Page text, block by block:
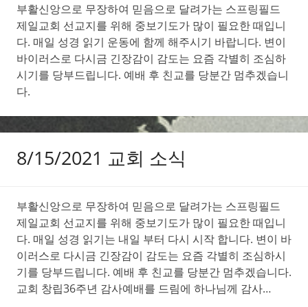
부활신앙으로 무장하여 믿음으로 달려가는 스프링필드
제일교회 선교지를 위해 중보기도가 많이 필요한 때입니
다. 매일 성경 읽기 운동에 함께 해주시기 바랍니다. 변이
바이러스로 다시금 긴장감이 감도는 요즘 각별히 조심하
시기를 당부드립니다. 예배 후 친교를 당분간 멈추겠습니
다.
8/15/2021 교회 소식
부활신앙으로 무장하여 믿음으로 달려가는 스프링필드
제일교회 선교지를 위해 중보기도가 많이 필요한 때입니
다. 매일 성경 읽기는 내일 부터 다시 시작 합니다. 변이 바
이러스로 다시금 긴장감이 감도는 요즘 각별히 조심하시
기를 당부드립니다. 예배 후 친교를 당분간 멈추겠습니다.
교회 창립36주년 감사예배를 드림에 하나님께 감사…